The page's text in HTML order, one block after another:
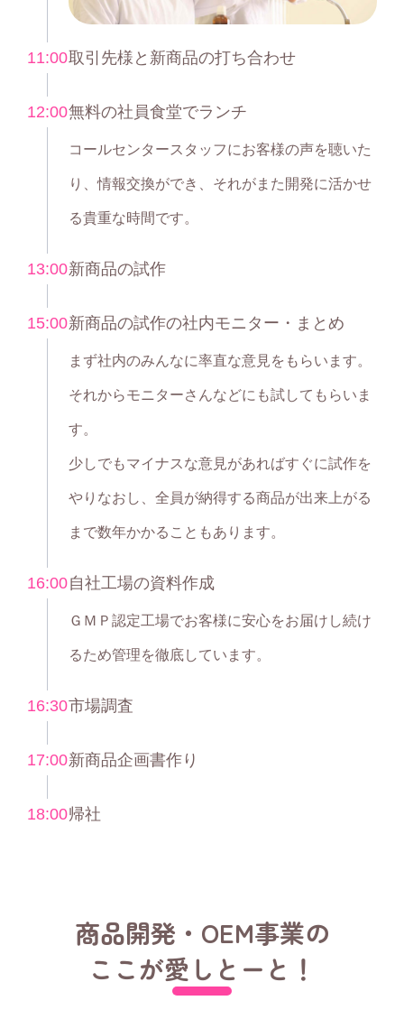
11:00取引先様と新商品の打ち合わせ
12:00無料の社員食堂でランチ
コールセンタースタッフにお客様の声を聴いた
り、情報交換ができ、それがまた開発に活かせ
る貴重な時間です。
13:00新商品の試作
15:00新商品の試作の社内モニター・まとめ
まず社内のみんなに率直な意見をもらいます。
それからモニターさんなどにも試してもらいま
す。
少しでもマイナスな意見があればすぐに試作を
やりなおし、全員が納得する商品が出来上がる
まで数年かかることもあります。
16:00自社工場の資料作成
ＧＭＰ認定工場でお客様に安心をお届けし続け
るため管理を徹底しています。
16:30市場調査
17:00新商品企画書作り
18:00帰社
商品開発・OEM事業の
ここが愛しとーと！